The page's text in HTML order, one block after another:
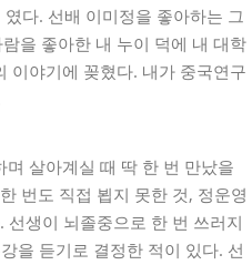
다. 선배 이미정을 좋아하는 그
을 좋아한 내 누이 덕에 내 대학
이야기에 꽂혔다. 내가 중국연구
살아계실 때 딱 한 번 만났을
번도 직접 뵙지 못한 것, 정운영
생이 뇌졸중으로 한 번 쓰러지
을 듣기로 결정한 적이 있다. 선